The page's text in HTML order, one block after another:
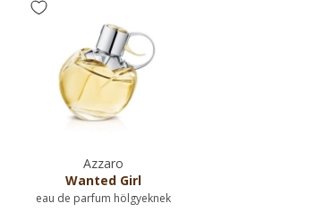
Azzaro
Wanted Girl
eau de parfum hölgyeknek